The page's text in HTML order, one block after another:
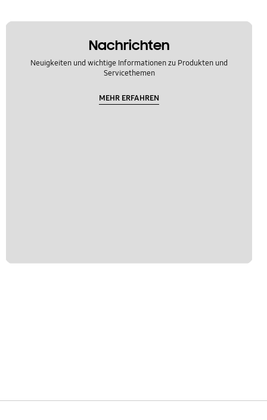
Nachrichten
Neuigkeiten und wichtige Informationen zu Produkten und
Servicethemen
MEHR ERFAHREN